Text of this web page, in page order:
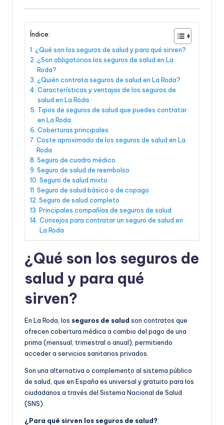
Índice:
¿Qué son los seguros de salud y para qué sirven?
¿Son obligatorios los seguros de salud en La
Roda?
¿Quién contrata seguros de salud en La Roda?
Características y ventajas de los seguros de
salud en La Roda
Tipos de seguros de salud que puedes contratar
en La Roda
Coberturas principales
Coste aproximado de los seguros de salud en La
Roda
Seguro de cuadro médico
Seguro de salud de reembolso
Seguro de salud mixto
Seguro de salud básico o de copago
Seguro de salud completo
Principales compañías de seguros de salud
Consejos para contratar un seguro de salud en
La Roda
¿Qué son los seguros de
salud y para qué
sirven?
En La Roda, los seguros de salud son contratos que
ofrecen cobertura médica a cambio del pago de una
prima (mensual, trimestral o anual), permitiendo
acceder a servicios sanitarios privados.
Son una alternativa o complemento al sistema público
de salud, que en España es universal y gratuito para los
ciudadanos a través del Sistema Nacional de Salud
(SNS).
¿Para qué sirven los seguros de salud?